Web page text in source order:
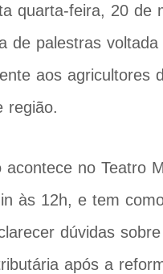
quarta-feira, 20 de
de palestras voltada
aos agricultores
região.
acontece no Teatro
às 12h, e tem
dúvidas sobre
após a